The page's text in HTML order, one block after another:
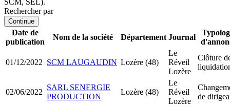
SCM, SEL).
Rechercher par
Continue
Date de
publication
Nom de la société Département Journal
01/12/2022 SCM LAUGAUDIN Lozère (48)
Le
Réveil
Lozère
Clôture
02/06/2022
SARL SENERGIE
PRODUCTION
Lozère (48)
Le
Réveil
Lozère
de